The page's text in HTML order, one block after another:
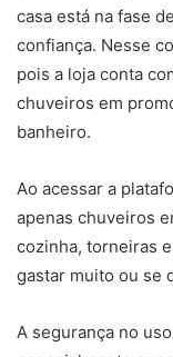
casa está na fase
confiança. Nesse
pois a loja conta
chuveiros em
banheiro.
Ao acessar a
apenas chuveiros
cozinha, torneiras
gastar muito ou se
A segurança no